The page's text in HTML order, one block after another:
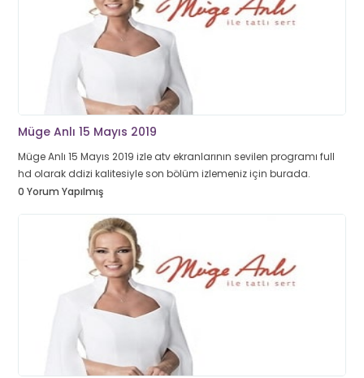
Müge Anlı 15 Mayıs 2019
Müge Anlı 15 Mayıs 2019 izle atv ekranlarının sevilen programı full
hd olarak ddizi kalitesiyle son bölüm izlemeniz için burada.
0 Yorum Yapılmış